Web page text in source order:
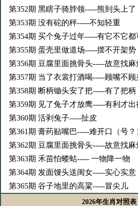
第352期 黑瞎子骑脖领-----熊到头上了
第353期 没有砣的秤-----不知轻重
第354期 买个兔子过年-----有它不它都
第355期 蛋壳里做道场-----摆不开架势
第356期 豆腐里面挑骨头-----故意找麻
第357期 当了衣裳打酒喝-----顾嘴不顾
第358期 断柄锄头安了把-----有了把柄
第359期 见了兔子才放鹰-----有利才出
第360期 活剥兔子-----扯皮
第361期 膏药贴嘴巴-----难开口（号？
第362期 豆腐里面挑骨头-----故意找麻
第363期 禾苗怕蝼蛄----- 一物降一物
第364期 发面馒头送闺女-----实心实意
第365期 谷子地里的高粱-----冒尖儿
2026年生肖对照表